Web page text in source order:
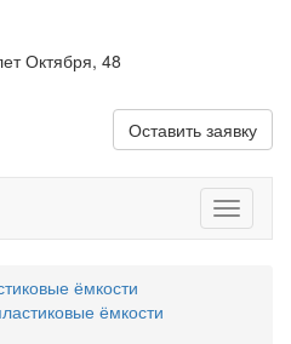
Октября, 48
Оставить заявку
меню
ёмкости
ёмкости